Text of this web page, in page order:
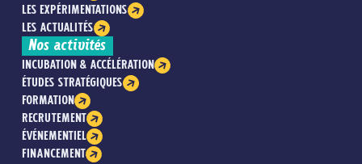
LES EXPÉRIMENTATIONS
LES ACTUALITÉS
Nos activités
INCUBATION & ACCÉLÉRATION
ÉTUDES STRATÉGIQUES
FORMATION
RECRUTEMENT
ÉVÉNEMENTIEL
FINANCEMENT